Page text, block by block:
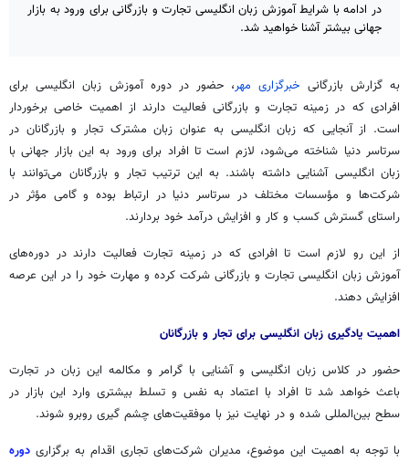
در ادامه با شرایط آموزش زبان انگلیسی تجارت و بازرگانی برای ورود به بازار
جهانی بیشتر آشنا خواهید شد.
به گزارش بازرگانی خبرگزاری مهر، حضور در دوره آموزش زبان انگلیسی برای
افرادی که در زمینه تجارت و بازرگانی فعالیت دارند از اهمیت خاصی برخوردار
است. از آنجایی که زبان انگلیسی به عنوان زبان مشترک تجار و بازرگانان در
سرتاسر دنیا شناخته می‌شود، لازم است تا افراد برای ورود به این بازار جهانی با
زبان انگلیسی آشنایی داشته باشند. به این ترتیب تجار و بازرگانان می‌توانند با
شرکت‌ها و مؤسسات مختلف در سرتاسر دنیا در ارتباط بوده و گامی مؤثر در
راستای گسترش کسب و کار و افزایش درآمد خود بردارند.
از این رو لازم است تا افرادی که در زمینه تجارت فعالیت دارند در دوره‌های
آموزش زبان انگلیسی تجارت و بازرگانی شرکت کرده و مهارت خود را در این عرصه
افزایش دهند.
اهمیت یادگیری زبان انگلیسی برای تجار و بازرگانان
حضور در کلاس زبان انگلیسی و آشنایی با گرامر و مکالمه این زبان در تجارت
باعث خواهد شد تا افراد با اعتماد به نفس و تسلط بیشتری وارد این بازار در
سطح بین‌المللی شده و در نهایت نیز با موفقیت‌های چشم گیری روبرو شوند.
با توجه به اهمیت این موضوع، مدیران شرکت‌های تجاری اقدام به برگزاریدوره